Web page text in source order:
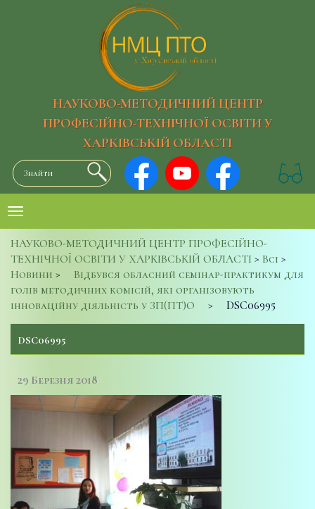
НАУКОВО-МЕТОДИЧНИЙ ЦЕНТР
ПРОФЕСІЙНО-ТЕХНІЧНОЇ ОСВІТИ У
ХАРКІВСЬКІЙ ОБЛАСТІ
НАУКОВО-МЕТОДИЧНИЙ ЦЕНТР ПРОФЕСІЙНО-
ТЕХНІЧНОЇ ОСВІТИ У ХАРКІВСЬКІЙ ОБЛАСТІ > Всі >
Новини >
Відбувся обласний семінар-практикум для
голів методичних комісій, які організовують
інноваційну діяльність у ЗП(ПТ)О
> DSC06995
DSC06995
29 Березня 2018